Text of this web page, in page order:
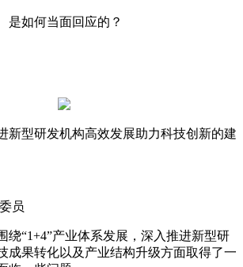
是如何当面回应的？
新型研发机构高效发展助力科技创新的建
员
绕“1+4”产业体系发展，深入推进新型研
成果转化以及产业结构升级方面取得了一